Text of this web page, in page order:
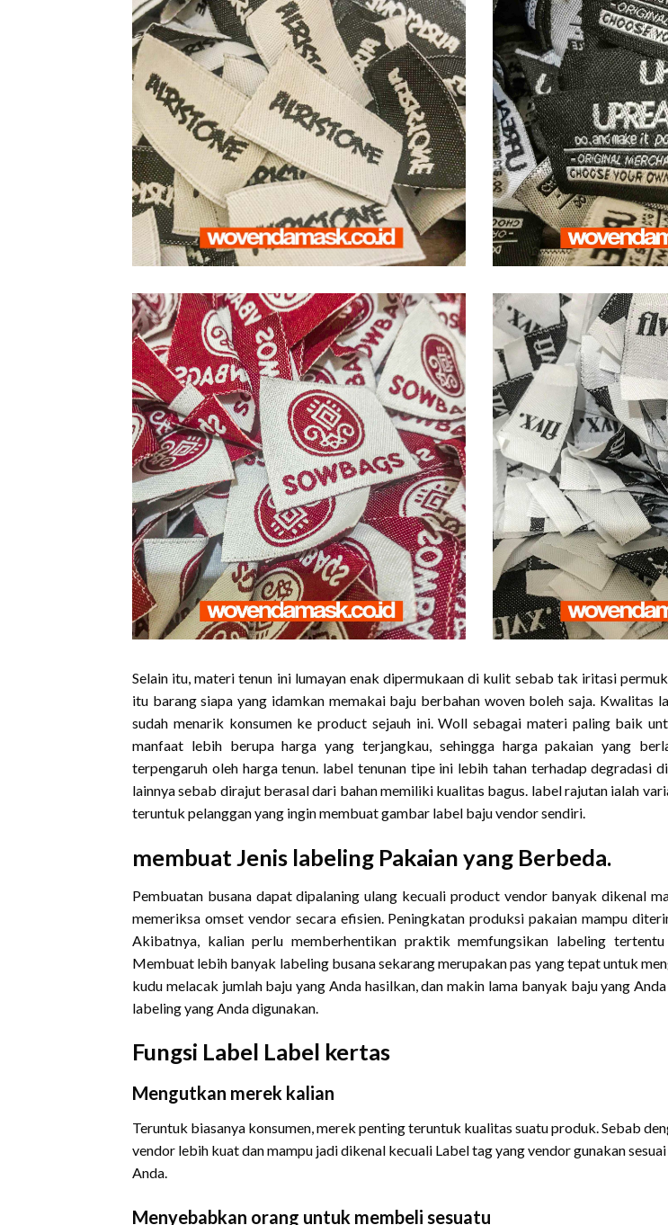
Selain itu, materi tenun ini lumayan enak dipermukaan di kulit sebab tak iritasi
itu barang siapa yang idamkan memakai baju berbahan woven boleh saja. Kwalitas
sudah menarik konsumen ke product sejauh ini. Woll sebagai materi paling baik
manfaat lebih berupa harga yang terjangkau, sehingga harga pakaian yang
terpengaruh oleh harga tenun. label tenunan tipe ini lebih tahan terhadap degradasi
lainnya sebab dirajut berasal dari bahan memiliki kualitas bagus. label rajutan ialah
teruntuk pelanggan yang ingin membuat gambar label baju vendor sendiri.
membuat Jenis labeling Pakaian yang Berbeda.
Pembuatan busana dapat dipalaning ulang kecuali product vendor banyak dikenal
memeriksa omset vendor secara efisien. Peningkatan produksi pakaian mampu
Akibatnya, kalian perlu memberhentikan praktik memfungsikan labeling tertentu
Membuat lebih banyak labeling busana sekarang merupakan pas yang tepat untuk
kudu melacak jumlah baju yang Anda hasilkan, dan makin lama banyak baju yang
labeling yang Anda digunakan.
Fungsi Label Label kertas
Mengutkan merek kalian
Teruntuk biasanya konsumen, merek penting teruntuk kualitas suatu produk. Sebab
vendor lebih kuat dan mampu jadi dikenal kecuali Label tag yang vendor gunakan
Anda.
Menyebabkan orang untuk membeli sesuatu